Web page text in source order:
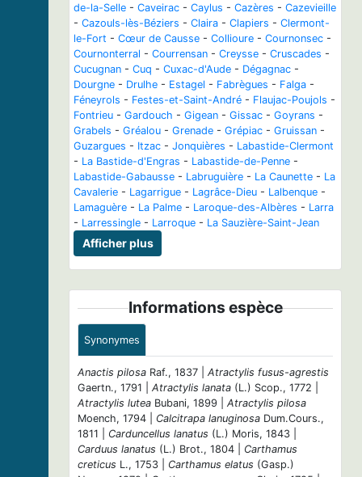
de-la-Selle - Caveirac - Caylus - Cazères - Cazevieille
- Cazouls-lès-Béziers - Claira - Clapiers - Clermont-
le-Fort - Cœur de Causse - Collioure - Cournonsec -
Cournonterral - Courrensan - Creysse - Cruscades -
Cucugnan - Cuq - Cuxac-d'Aude - Dégagnac -
Dourgne - Drulhe - Estagel - Fabrègues - Falga -
Féneyrols - Festes-et-Saint-André - Flaujac-Poujols -
Fontrieu - Gardouch - Gigean - Gissac - Goyrans -
Grabels - Gréalou - Grenade - Grépiac - Gruissan -
Guzargues - Itzac - Jonquières - Labastide-Clermont
- La Bastide-d'Engras - Labastide-de-Penne -
Labastide-Gabausse - Labruguière - La Caunette - La
Cavalerie - Lagarrigue - Lagrâce-Dieu - Lalbenque -
Lamaguère - La Palme - Laroque-des-Albères - Larra
- Larressingle - Larroque - La Sauzière-Saint-Jean
Afficher plus
Informations espèce
Synonymes
Anactis pilosa Raf., 1837 | Atractylis fusus-agrestis
Gaertn., 1791 | Atractylis lanata (L.) Scop., 1772 |
Atractylis lutea Bubani, 1899 | Atractylis pilosa
Moench, 1794 | Calcitrapa lanuginosa Dum.Cours.,
1811 | Carduncellus lanatus (L.) Moris, 1843 |
Carduus lanatus (L.) Brot., 1804 | Carthamus
creticus L., 1753 | Carthamus elatus (Gasp.)